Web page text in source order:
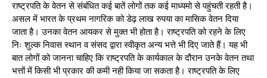
राष्ट्रपति के वेतन से संबंधित कई बातें लोगों तक कई माध्यमो से पहुंचती रहती है।
असल में भारत के प्रथम नागरिक को डेढ़ लाख रुपया का मासिक वेतन दिया
जाता है। उनका वेतन आयकर से मुक्त भी होता है। राष्ट्रपति को रहने के लिए
निः शुल्क निवास स्थान व संसद द्वारा स्वीकृत अन्य भत्ते भी दिए जाते हैं। यह भी
बात लोगों को जानना चाहिए कि राष्ट्रपति के कार्यकाल के दौरान उनके वेतन तथा
भत्तों में किसी भी प्रकार की कमी नही किया जा सकता है। राष्ट्रपति के लिए